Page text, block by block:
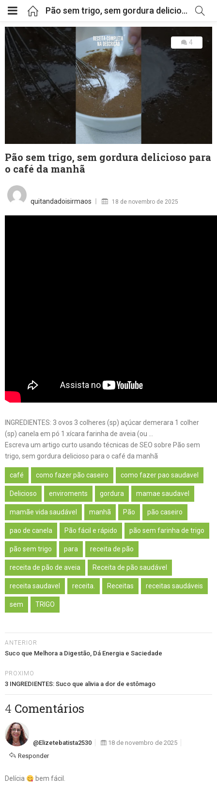
Pão sem trigo, sem gordura delicioso para o café da manhã
4
Pão sem trigo, sem gordura delicioso para
o café da manhã
quitandadoisirmaos 18 de novembro de 2025
INGREDIENTES: 3 ovos 3 colheres (sp) açúcar demerara 1 colher
(sp) canela em pó 1 xícara farinha de aveia (ou …
Escreva um artigo curto usando técnicas de SEO sobre Pão sem
trigo, sem gordura delicioso para o café da manhã
café como fazer pão caseiro como fazer pao saudavel
Delicioso enviroments gordura mamae saudavel
mamãe vida saudável manhã Pão pão caseiro
pao de canela Pão fácil e rápido pão sem farinha de trigo
pão sem trigo para receita de pão
receita de pão de aveia Receita de pão saudável
receita saudavel receita. Receitas receitas saudáveis
sem TRIGO
ANTERIOR
Suco que Melhora a Digestão, Dá Energia e Saciedade
PROXIMO
3 INGREDIENTES: Suco que alivia a dor de estômago
4 Comentários
@elizetebatista2530
18 de novembro de 2025
Responder
Delícia bem fácil.